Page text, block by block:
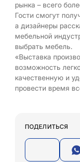
рынка – всего
Гости смогут
а дизайнеры
мебельной
выбрать мебель.
«Выставка
возможность
качественную и
провести время
ПОДЕЛИТЬСЯ